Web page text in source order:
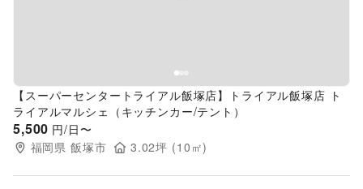
【スーパーセンタートライアル飯塚店】トライアル飯塚店 ト
ライアルマルシェ（キッチンカー/テント）
5,500 円/日〜
福岡県 飯塚市 3.02坪 (10 ㎡)